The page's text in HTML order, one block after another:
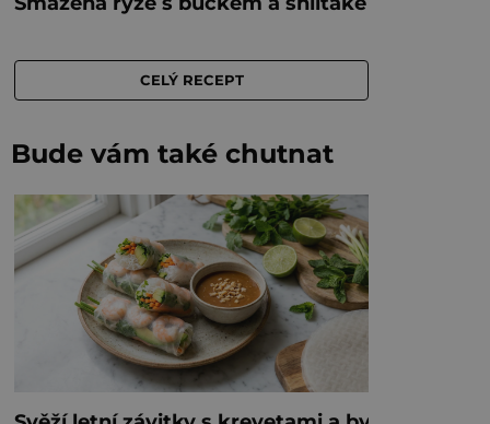
Bude vám také chutnat